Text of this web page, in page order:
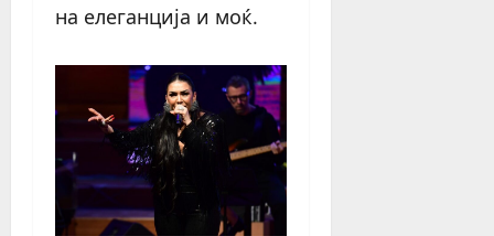
на елеганција и моќ.